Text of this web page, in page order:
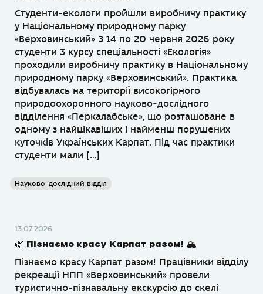
Студенти-екологи пройшли виробничу практику
у Національному природному парку
«Верховинський» З 14 по 20 червня 2026 року
студенти 3 курсу спеціальності «Екологія»
проходили виробничу практику в Національному
природному парку «Верховинський». Практика
відбувалась на території високогірного
природоохоронного науково-дослідного
відділення «Перкалабське», що розташоване в
одному з найцікавіших і найменш порушених
куточків Українських Карпат. Під час практики
студенти мали […]
Науково-дослідний відділ
13.07.2026
🌿 Пізнаємо красу Карпат разом! 🏔
Пізнаємо красу Карпат разом! Працівники відділу
рекреації НПП «Верховинський» провели
туристично-пізнавальну екскурсію до скелі